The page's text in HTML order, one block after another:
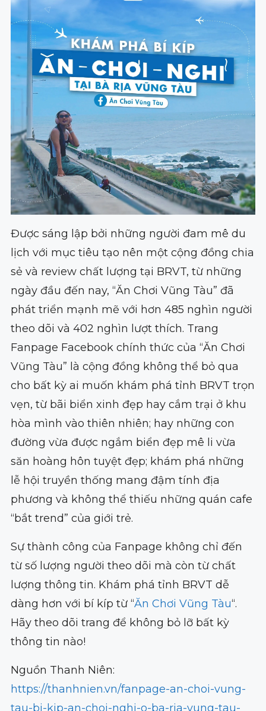
Được sáng lập bởi những người đam mê du
lịch với mục tiêu tạo nên một cộng đồng chia
sẻ và review chất lượng tại BRVT, từ những
ngày đầu đến nay, “Ăn Chơi Vũng Tàu” đã
phát triển mạnh mẽ với hơn 485 nghìn người
theo dõi và 402 nghìn lượt thích. Trang
Fanpage Facebook chính thức của “Ăn Chơi
Vũng Tàu” là cộng đồng không thể bỏ qua
cho bất kỳ ai muốn khám phá tỉnh BRVT trọn
vẹn, từ bãi biển xinh đẹp hay cắm trại ở khu
hòa mình vào thiên nhiên; hay những con
đường vừa được ngắm biển đẹp mê li vừa
săn hoàng hôn tuyệt đẹp; khám phá những
lễ hội truyền thống mang đậm tính địa
phương và không thể thiếu những quán cafe
“bắt trend” của giới trẻ.
Sự thành công của Fanpage không chỉ đến
từ số lượng người theo dõi mà còn từ chất
lượng thông tin. Khám phá tỉnh BRVT dễ
dàng hơn với bí kíp từ “Ăn Chơi Vũng Tàu“.
Hãy theo dõi trang để không bỏ lỡ bất kỳ
thông tin nào!
Nguồn Thanh Niên:
https://thanhnien.vn/fanpage-an-choi-vung-
tau-bi-kip-an-choi-nghi-o-ba-ria-vung-tau-